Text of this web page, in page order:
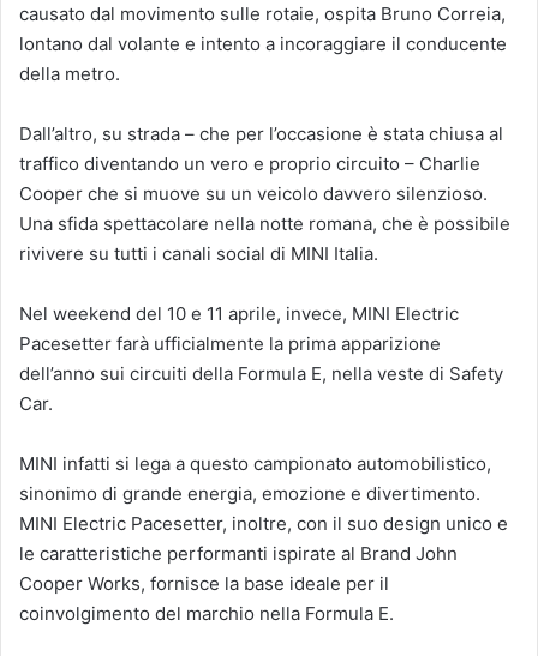
causato dal movimento sulle rotaie, ospita Bruno Correia,
lontano dal volante e intento a incoraggiare il conducente
della metro.
Dall’altro, su strada – che per l’occasione è stata chiusa al
traffico diventando un vero e proprio circuito – Charlie
Cooper che si muove su un veicolo davvero silenzioso.
Una sfida spettacolare nella notte romana, che è possibile
rivivere su tutti i canali social di MINI Italia.
Nel weekend del 10 e 11 aprile, invece, MINI Electric
Pacesetter farà ufficialmente la prima apparizione
dell’anno sui circuiti della Formula E, nella veste di Safety
Car.
MINI infatti si lega a questo campionato automobilistico,
sinonimo di grande energia, emozione e divertimento.
MINI Electric Pacesetter, inoltre, con il suo design unico e
le caratteristiche performanti ispirate al Brand John
Cooper Works, fornisce la base ideale per il
coinvolgimento del marchio nella Formula E.